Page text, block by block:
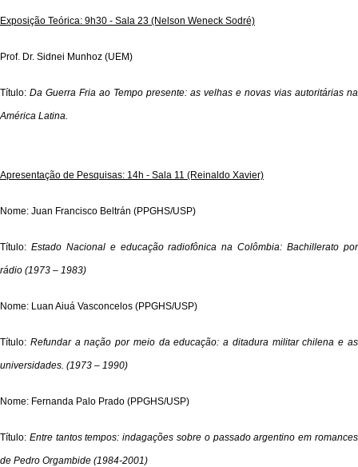
Exposição Teórica: 9h30 - Sala 23 (Nelson Weneck Sodré)
Prof. Dr. Sidnei Munhoz (UEM)
Título: Da Guerra Fria ao Tempo presente: as velhas e novas vias autoritárias na
América Latina.
Apresentação de Pesquisas: 14h - Sala 11 (Reinaldo Xavier)
Nome: Juan Francisco Beltrán (PPGHS/USP)
Título: Estado Nacional e educação radiofônica na Colômbia: Bachillerato por
rádio (1973 – 1983)
Nome: Luan Aiuá Vasconcelos (PPGHS/USP)
Título: Refundar a nação por meio da educação: a ditadura militar chilena e as
universidades. (1973 – 1990)
Nome: Fernanda Palo Prado (PPGHS/USP)
Título: Entre tantos tempos: indagações sobre o passado argentino em romances
de Pedro Orgambide (1984-2001)